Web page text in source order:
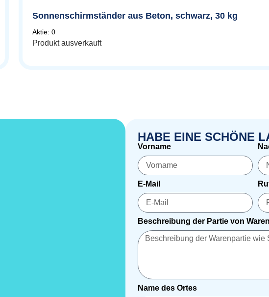
Sonnenschirmständer aus Beton, schwarz, 30 kg
Aktie: 0
Produkt ausverkauft
HABE EINE SCHÖNE
Vorname
E-Mail
Beschreibung der Partie von Waren
Name des Ortes